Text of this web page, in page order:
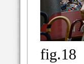
fig.18